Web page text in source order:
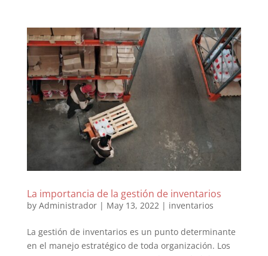
La importancia de la gestión de inventarios
by Administrador| May 13, 2022| inventarios
La gestión de inventarios es un punto determinante
en el manejo estratégico de toda organización. Los